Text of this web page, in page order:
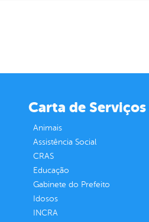
Carta de Serviços
Animais
Assistência Social
CRAS
Educação
Gabinete do Prefeito
Idosos
INCRA